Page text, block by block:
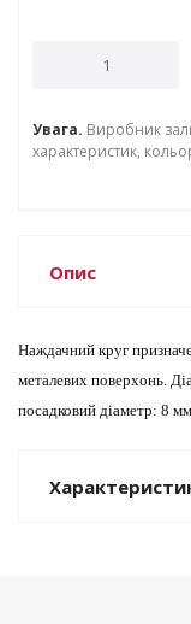
Увага. Виробник
характеристик,
Опис
Наждачний круг
металевих поверхонь.
посадковий діаметр: 8